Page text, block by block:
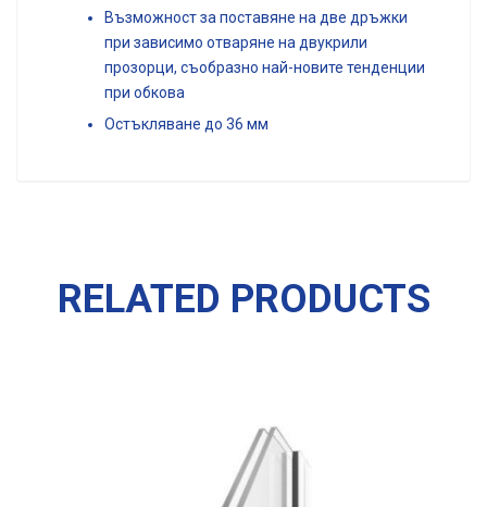
Възможност за поставяне на две дръжки
при зависимо отваряне на двукрили
прозорци, съобразно най-новите тенденции
при обкова
Остъкляване до 36 мм
RELATED PRODUCTS